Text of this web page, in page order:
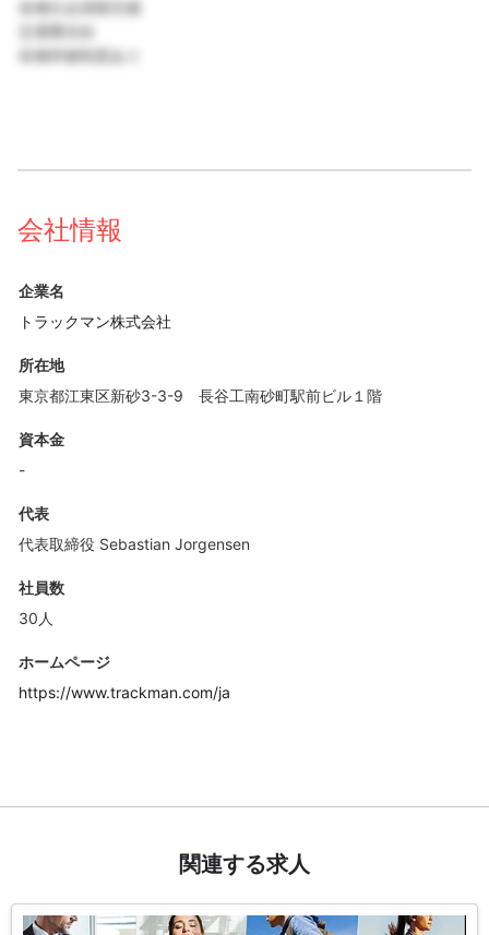
各種社会保険完備
交通費支給
各種研修制度あり
会社情報
企業名
トラックマン株式会社
所在地
東京都江東区新砂3-3-9 長谷工南砂町駅前ビル１階
資本金
-
代表
代表取締役 Sebastian Jorgensen
社員数
30人
ホームページ
https://www.trackman.com/ja
関連する求人